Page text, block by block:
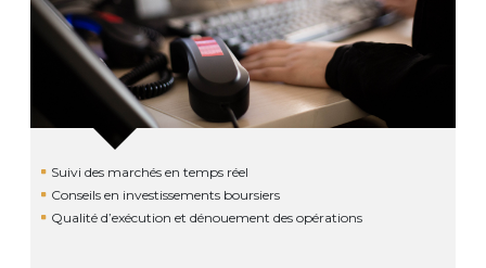
Suivi des marchés en temps réel
Conseils en investissements boursiers
Qualité d’exécution et dénouement des opérations